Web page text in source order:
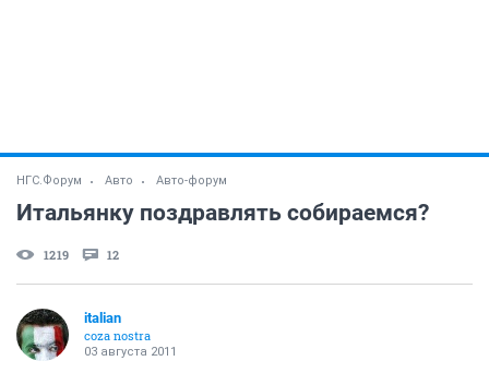
НГС.Форум Авто Авто-форум
Итальянку поздравлять собираемся?
1219 12
italian
coza nostra
03 августа 2011